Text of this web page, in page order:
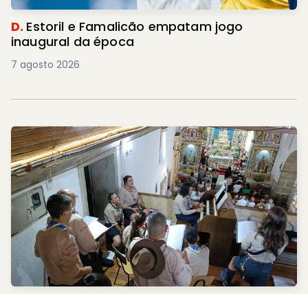
D. Estoril e Famalicão empatam jogo
inaugural da época
7 agosto 2026